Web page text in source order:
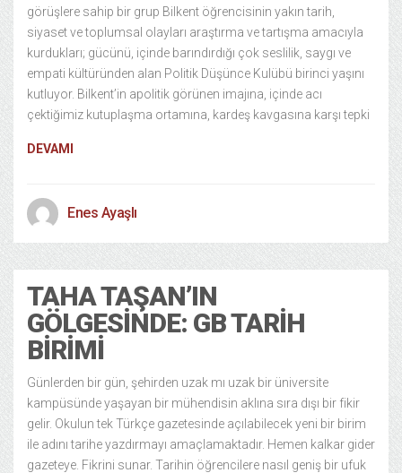
görüşlere sahip bir grup Bilkent öğrencisinin yakın tarih,
siyaset ve toplumsal olayları araştırma ve tartışma amacıyla
kurdukları; gücünü, içinde barındırdığı çok seslilik, saygı ve
empati kültüründen alan Politik Düşünce Kulübü birinci yaşını
kutluyor. Bilkent’in apolitik görünen imajına, içinde acı
çektiğimiz kutuplaşma ortamına, kardeş kavgasına karşı tepki
DEVAMI
Enes Ayaşlı
TAHA TAŞAN’IN
GÖLGESINDE: GB TARIH
BIRIMI
Günlerden bir gün, şehirden uzak mı uzak bir üniversite
kampüsünde yaşayan bir mühendisin aklına sıra dışı bir fikir
gelir. Okulun tek Türkçe gazetesinde açılabilecek yeni bir birim
ile adını tarihe yazdırmayı amaçlamaktadır. Hemen kalkar gider
gazeteye. Fikrini sunar. Tarihin öğrencilere nasıl geniş bir ufuk